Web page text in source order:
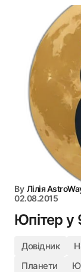
By Лілія
02.08.2015
Юпітер у
Довідник
Планети